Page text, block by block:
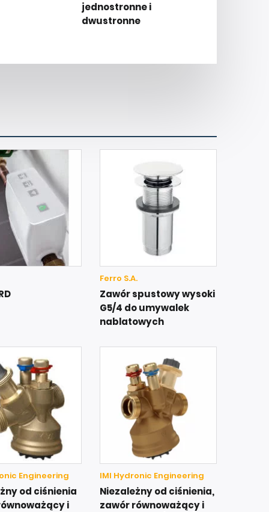
jednostronne i
dwustronne
Ferro S.A.
Zawór spustowy wysoki
G5/4 do umywalek
nablatowych
Engineering
od ciśnienia
i
IMI Hydronic Engineering
Niezależny od ciśnienia,
zawór równoważący i